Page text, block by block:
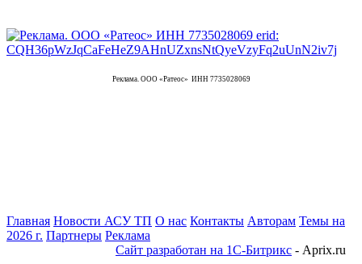
Реклама. ООО «Ратеос» ИНН 7735028069
Главная Новости АСУ ТП О нас Контакты Авторам Темы на
2026 г. Партнеры Реклама
Сайт разработан на 1С-Битрикс - Aprix.ru